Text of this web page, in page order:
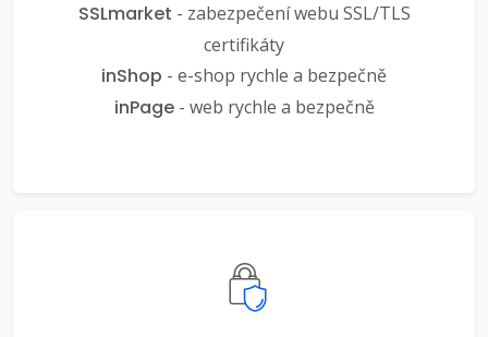
SSLmarket - zabezpečení webu SSL/TLS
certifikáty
inShop - e-shop rychle a bezpečně
inPage- web rychle a bezpečně